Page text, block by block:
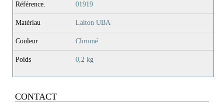
Référence. 01919
Matériau Laiton UBA
Couleur Chromé
Poids 0,2 kg
CONTACT